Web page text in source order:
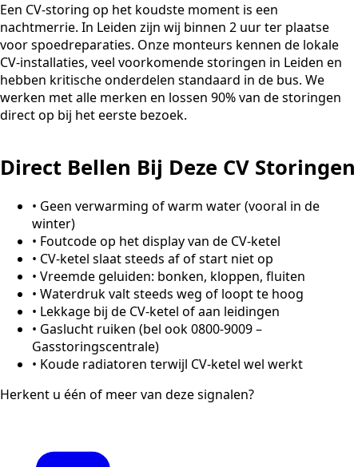
Een CV-storing op het koudste moment is een
nachtmerrie. In Leiden zijn wij binnen 2 uur ter plaatse
voor spoedreparaties. Onze monteurs kennen de lokale
CV-installaties, veel voorkomende storingen in Leiden en
hebben kritische onderdelen standaard in de bus. We
werken met alle merken en lossen 90% van de storingen
direct op bij het eerste bezoek.
Direct Bellen Bij Deze CV Storingen
• Geen verwarming of warm water (vooral in de
winter)
• Foutcode op het display van de CV-ketel
• CV-ketel slaat steeds af of start niet op
• Vreemde geluiden: bonken, kloppen, fluiten
• Waterdruk valt steeds weg of loopt te hoog
• Lekkage bij de CV-ketel of aan leidingen
• Gaslucht ruiken (bel ook 0800-9009 –
Gasstoringscentrale)
• Koude radiatoren terwijl CV-ketel wel werkt
Herkent u één of meer van deze signalen?